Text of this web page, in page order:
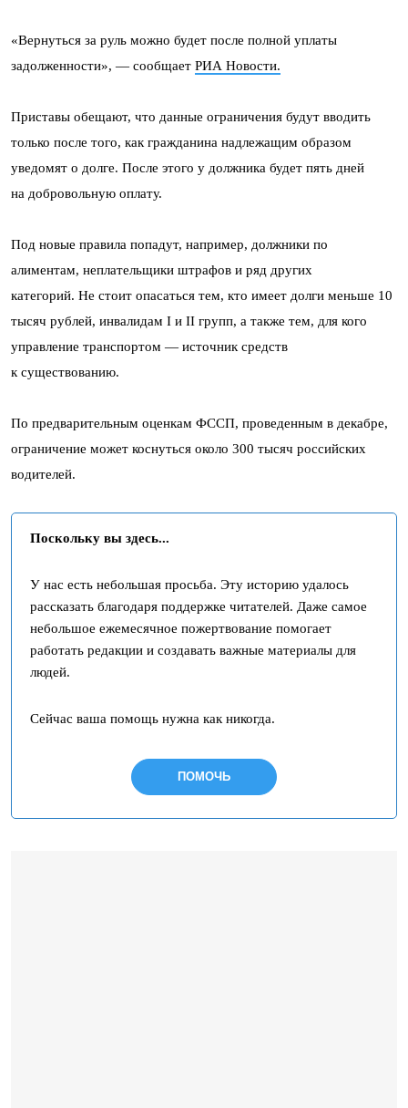
«Вернуться за руль можно будет после полной уплаты
задолженности», — сообщает РИА Новости.
Приставы обещают, что данные ограничения будут вводить
только после того, как гражданина надлежащим образом
уведомят о долге. После этого у должника будет пять дней
на добровольную оплату.
Под новые правила попадут, например, должники по
алиментам, неплательщики штрафов и ряд других
категорий. Не стоит опасаться тем, кто имеет долги меньше 10
тысяч рублей, инвалидам I и II групп, а также тем, для кого
управление транспортом — источник средств
к существованию.
По предварительным оценкам ФССП, проведенным в декабре,
ограничение может коснуться около 300 тысяч российских
водителей.
Поскольку вы здесь...
У нас есть небольшая просьба. Эту историю удалось
рассказать благодаря поддержке читателей. Даже самое
небольшое ежемесячное пожертвование помогает
работать редакции и создавать важные материалы для
людей.
Сейчас ваша помощь нужна как никогда.
ПОМОЧЬ